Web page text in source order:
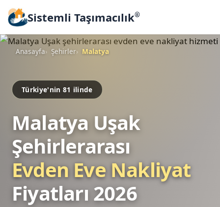
Sistemli Taşımacılık®
Anasayfa Şehirler Malatya
Türkiye'nin 81 ilinde
Malatya Uşak
Şehirlerarası
Evden Eve Nakliyat
Fiyatları 2026